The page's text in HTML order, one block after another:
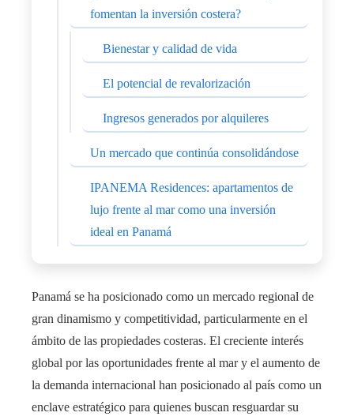
fomentan la inversión costera?
Bienestar y calidad de vida
El potencial de revalorización
Ingresos generados por alquileres
Un mercado que continúa consolidándose
IPANEMA Residences: apartamentos de
lujo frente al mar como una inversión
ideal en Panamá
Panamá se ha posicionado como un mercado regional de
gran dinamismo y competitividad, particularmente en el
ámbito de las propiedades costeras. El creciente interés
global por las oportunidades frente al mar y el aumento de
la demanda internacional han posicionado al país como un
enclave estratégico para quienes buscan resguardar su